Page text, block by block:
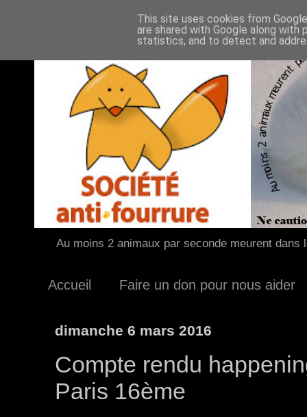
Au moins 2 animaux par seconde meurent
Accueil Faire un don pour nous aider
dimanche 6 mars 2016
Compte rendu
Paris 16ème
This site uses cookies from
are shared with Google along
statistics, and to detect and